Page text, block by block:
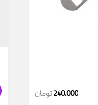
240,000تومان